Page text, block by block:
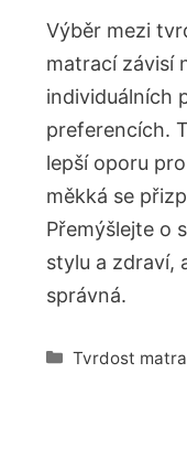
Výběr mezi
matrací závisí
individuálních
preferencích.
lepší oporu
měkká se
Přemýšlejte o
stylu a zdraví,
správná.
Rubriky
Tvrdost